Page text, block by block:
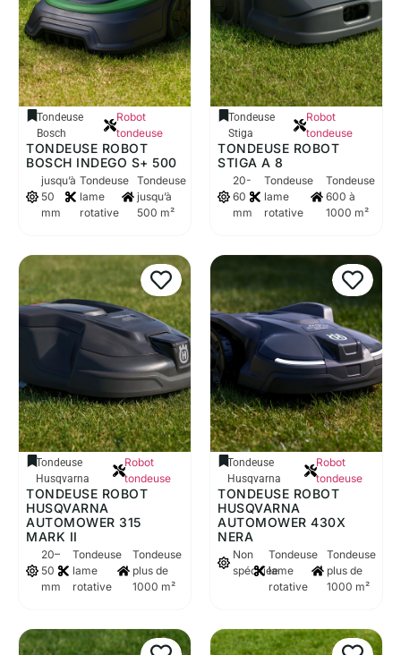
Tondeuse
Bosch
Robot
tondeuse
TONDEUSE ROBOT
BOSCH INDEGO S+ 500
jusqu’à
50
mm
Tondeuse
lame
rotative
Tondeuse
jusqu’à
500 m²
Tondeuse
Stiga
Robot
tondeuse
TONDEUSE ROBOT
STIGA A 8
20-
60
mm
Tondeuse
lame
rotative
Tondeuse
600 à
1000 m²
Tondeuse
Husqvarna
Robot
tondeuse
TONDEUSE ROBOT
HUSQVARNA
AUTOMOWER 315
MARK II
20–
50
mm
Tondeuse
lame
rotative
Tondeuse
plus de
1000 m²
Tondeuse
Husqvarna
Robot
tondeuse
TONDEUSE ROBOT
HUSQVARNA
AUTOMOWER 430X
NERA
Non
spécifiée
Tondeuse
lame
rotative
Tondeuse
plus de
1000 m²